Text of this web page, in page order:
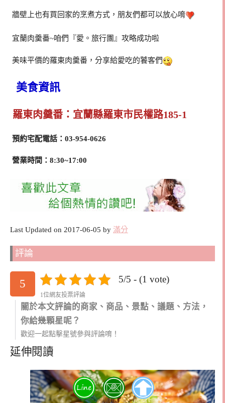
牆壁上也有買回家的烹煮方式，朋友們都可以放心唷
宜蘭肉羹番~咱們『愛。旅行團』攻略成功啦
美味平價的羅東肉羹番，分享給愛吃的饕客們
美食資訊
羅東肉羹番：宜蘭縣羅東市民權路185-1
預約宅配電話：03-954-0626
營業時間：8:30~17:00
Last Updated on 2017-06-05 by 滿分
評論
5 5/5 - (1 vote)
1位網友投票評論
關於本文評論的商家、商品、景點、議題、方法，
你給幾顆星呢？
歡迎一起點擊星號參與評論唷！
延伸閱讀